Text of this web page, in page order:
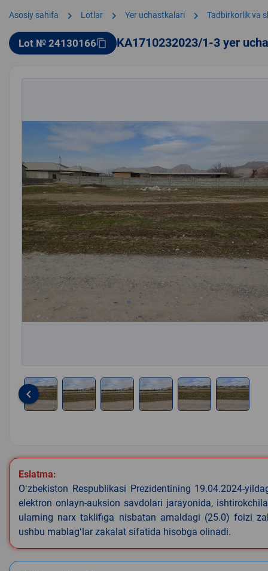
Asosiy sahifa chevron_right Lotlar chevron_right Yer uchastkalari chevron_right Tadbirkorlik va
Lot № 24130166content_copy KA1710232023/1-3 yer
keyboard_arrow_left
Eslatma:
Oʻzbekiston Respublikasi Prezidentining 19.04.2024-
elektron onlayn-auksion savdolari jarayonida,
ularning narx taklifiga nisbatan amaldagi (25.0) foizi
ushbu mablagʻlar zakalat sifatida hisobga olinadi.